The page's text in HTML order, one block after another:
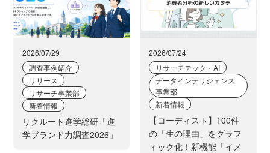
2026/07/29
調査事例紹介
リリース
リサーチ事業部
新着情報
リクルート進学総研「進
学ブランド力調査2026」
2026/07/24
リサーチテック・AI
データインテリジェンス
事業部
新着情報
【コーディスト】100件
の「生の理由」をグラフ
ィック化！新機能「イメ